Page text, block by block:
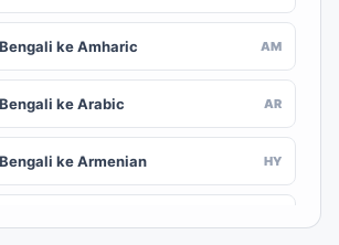
ke Amharic AM
ke Arabic AR
ke Armenian HY